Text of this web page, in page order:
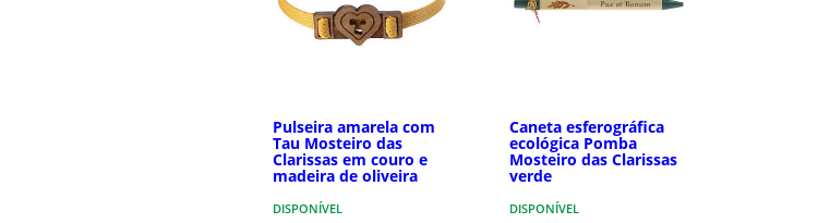
Pulseira amarela com
Tau Mosteiro das
Clarissas em couro e
madeira de oliveira
DISPONÍVEL
Caneta esferográfica
ecológica Pomba
Mosteiro das Clarissas
verde
DISPONÍVEL